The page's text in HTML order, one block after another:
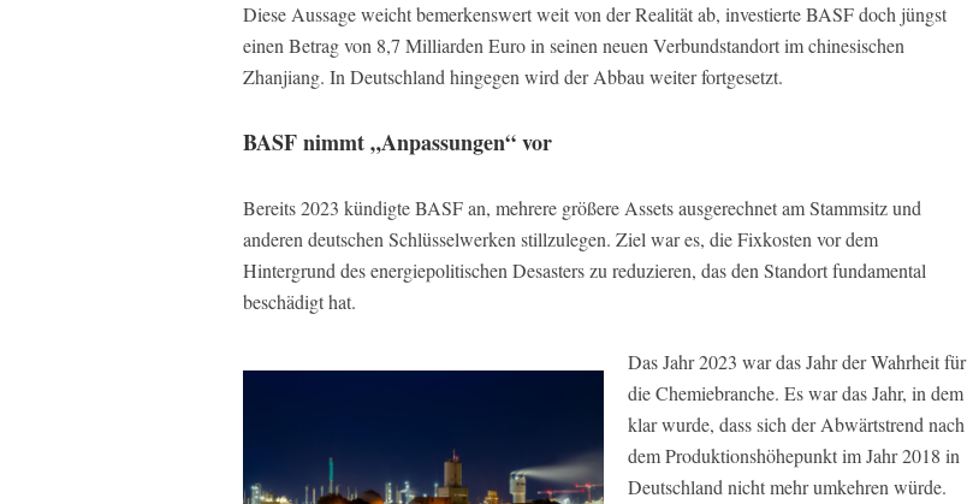
Diese Aussage weicht bemerkenswert weit von der Realität ab, investierte BASF doch jüngst
einen Betrag von 8,7 Milliarden Euro in seinen neuen Verbundstandort im chinesischen
Zhanjiang. In Deutschland hingegen wird der Abbau weiter fortgesetzt.
BASF nimmt „Anpassungen“ vor
Bereits 2023 kündigte BASF an, mehrere größere Assets ausgerechnet am Stammsitz und
anderen deutschen Schlüsselwerken stillzulegen. Ziel war es, die Fixkosten vor dem
Hintergrund des energiepolitischen Desasters zu reduzieren, das den Standort fundamental
beschädigt hat.
Das Jahr 2023 war das Jahr der Wahrheit für
die Chemiebranche. Es war das Jahr, in dem
klar wurde, dass sich der Abwärtstrend nach
dem Produktionshöhepunkt im Jahr 2018 in
Deutschland nicht mehr umkehren würde.